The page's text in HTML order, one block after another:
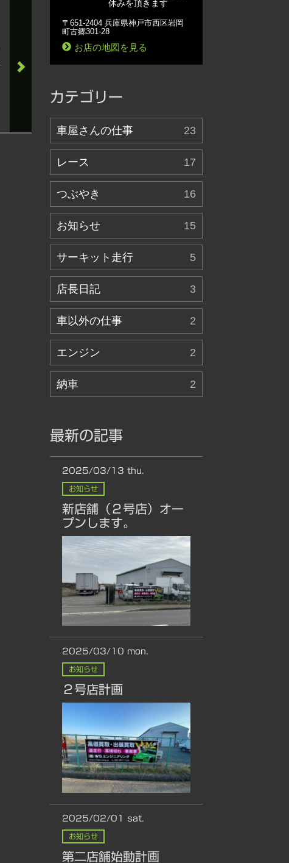
休みを頂きます
〒651-2404 兵庫県神戸市西区岩岡
町古郷301-28
お店の地図を見る
カテゴリー
車屋さんの仕事 23
レース 17
つぶやき 16
お知らせ 15
サーキット走行 5
店長日記 3
車以外の仕事 2
エンジン 2
納車 2
最新の記事
2025/03/13 thu.
お知らせ
新店舗（２号店）オー
プンします。
2025/03/10 mon.
お知らせ
２号店計画
2025/02/01 sat.
お知らせ
第二店舗始動計画